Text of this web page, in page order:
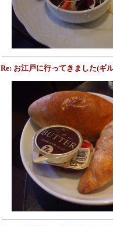
Re: お江戸に行ってきました(ギ